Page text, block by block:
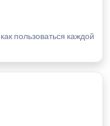
пользоваться каждой